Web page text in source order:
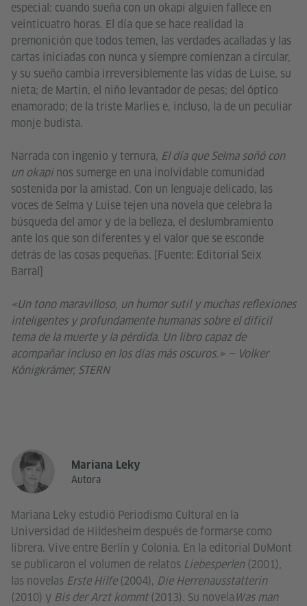
especial: cuando sueña con un okapi alguien fallece en
veinticuatro horas. El día que se hace realidad la
premonición que todos temen, las verdades acalladas y las
cartas iniciadas con nunca y siempre comienzan a circular,
y su sueño cambia irreversiblemente las vidas de Luise, su
nieta; de Martin, el niño levantador de pesas; del óptico
enamorado; de la triste Marlies e, incluso, la de un peculiar
monje budista.
Narrada con ingenio y ternura, El día que Selma soñó con
un okapinos sumerge en una inolvidable comunidad
sostenida por la amistad. Con un lenguaje delicado, las
voces de Selma y Luise tejen una novela que celebra la
búsqueda del amor y de la belleza, el deslumbramiento
ante los que son diferentes y el valor que se esconde
detrás de las cosas pequeñas. [Fuente: Editorial Seix
Barral]
«Un tono maravilloso, un humor sutil y muchas reflexiones
inteligentes y profundamente humanas sobre el difícil
tema de la muerte y la pérdida. Un libro capaz de
acompañar incluso en los días más oscuros.» — Volker
Königkrämer, STERN
Mariana Leky
Autora
Mariana Leky estudió Periodismo Cultural en la
Universidad de Hildesheim después de formarse como
librera. Vive entre Berlín y Colonia. En la editorial DuMont
se publicaron el volumen de relatos Liebesperlen(2001),
las novelas Erste Hilfe(2004), Die Herrenausstatterin
(2010) y Bis der Arzt kommt(2013). Su novelaWas man